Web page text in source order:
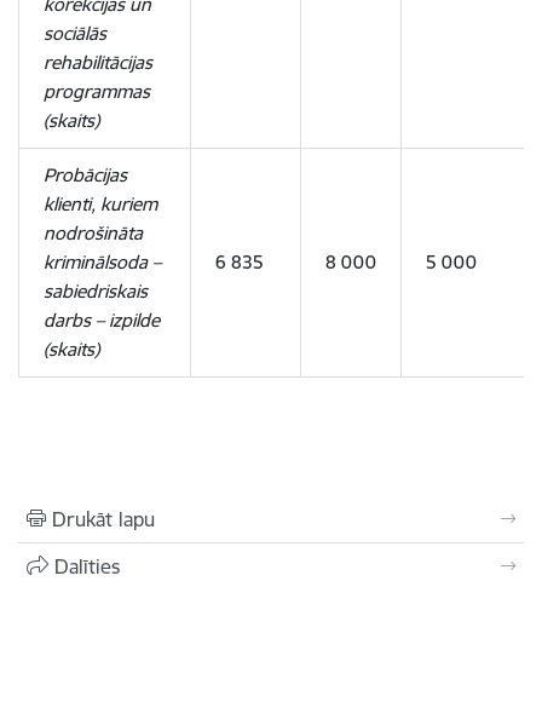
sociālās
rehabilitācijas
programmas
(skaits)
Probācijas
klienti, kuriem
nodrošināta
kriminālsoda –
sabiedriskais
darbs – izpilde
(skaits)
6 835 8 000 5 000
Drukāt lapu
Dalīties